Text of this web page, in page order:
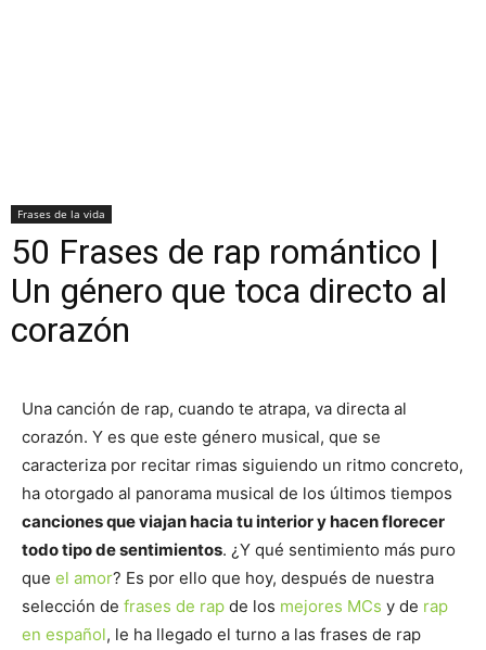
Frases de la vida
50 Frases de rap romántico |
Un género que toca directo al
corazón
Una canción de rap, cuando te atrapa, va directa al
corazón. Y es que este género musical, que se
caracteriza por recitar rimas siguiendo un ritmo concreto,
ha otorgado al panorama musical de los últimos tiempos
canciones que viajan hacia tu interior y hacen florecer
todo tipo de sentimientos. ¿Y qué sentimiento más puro
que el amor? Es por ello que hoy, después de nuestra
selección de frases de rap de los mejores MCs y de rap
en español, le ha llegado el turno a las frases de rap